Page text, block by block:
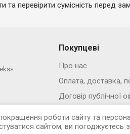
та перевірити сумісність перед
Покупцеві
Про нас
Оплата, доставка,
Договір публічної
Адміністрація
роботи сайту та
сайтом, ви погоджуєтесь з